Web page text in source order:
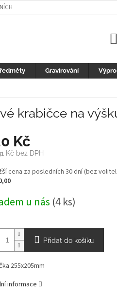
ÚDAJŮ
Gravírování
krabičce na
Kč
Kč bez DPH
cena za posledních 30 dní (bez
u nás (4 ks)
Přidat do košíku
255x205mm
informace